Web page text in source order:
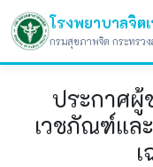
โรงพยาบาลจิต
กรมสุขภาพจิต กระทรว
ประกาศผู้
เวชภัณฑ์แล